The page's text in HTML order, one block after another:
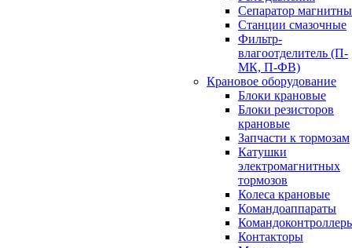
Сепаратор
Станции смазочные
Фильтр-
влагоотделитель (П-
МК, П-ФВ)
Крановое оборудование
Блоки крановые
Блоки резисторов
крановые
Запчасти к тормозам
Катушки
электромагнитных
тормозов
Колеса крановые
Командоаппараты
Контакторы